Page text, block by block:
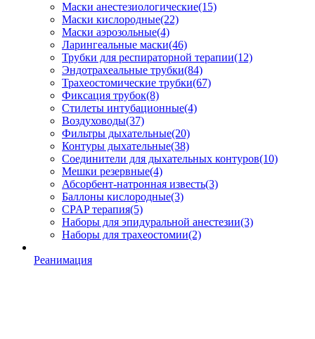
Маски анестезиологические(15)
Маски кислородные(22)
Маски аэрозольные(4)
Ларингеальные маски(46)
Трубки для респираторной терапии(12)
Эндотрахеальные трубки(84)
Трахеостомические трубки(67)
Фиксация трубок(8)
Стилеты интубационные(4)
Воздуховоды(37)
Фильтры дыхательные(20)
Контуры дыхательные(38)
Соединители для дыхательных контуров(10)
Мешки резервные(4)
Абсорбент-натронная известь(3)
Баллоны кислородные(3)
CPAP терапия(5)
Наборы для эпидуральной анестезии(3)
Наборы для трахеостомии(2)
Реанимация